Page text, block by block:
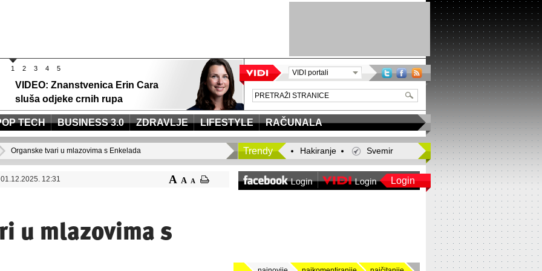
1 2 3 4 5
VIDEO: Znanstvenica Erin Cara
sluša odjeke crnih rupa
VIDI portali
TECH BUSINESS 3.0 ZDRAVLJE LIFESTYLE RAČUNALA
Organske tvari u mlazovima s Enkelada Trendy Hakiranje Svemir
12:31 A A A
u mlazovima s
Login